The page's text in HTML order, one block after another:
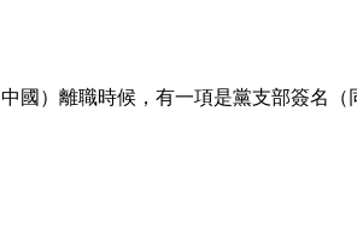
國）離職時候，有一項是黨支部簽名（